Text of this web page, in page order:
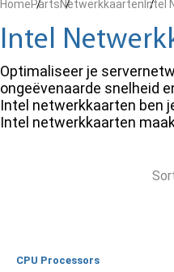
HomePartsNetwerkkaarten Intel
Intel
Optimaliseer je
ongeëvenaarde snelheid
Intel netwerkkaarten ben
Intel netwerkkaarten
CPU Processors